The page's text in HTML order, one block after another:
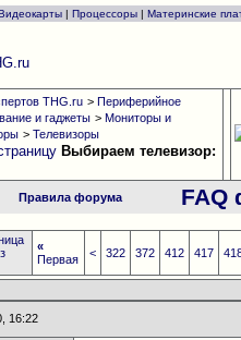
| Процессоры | Материнские
THG.ru > Периферийное
и гаджеты > Мониторы и
> Телевизоры
Выбираем телевизор:
Правила форума FAQ
«
Первая
< 322 372 412 417
16:22